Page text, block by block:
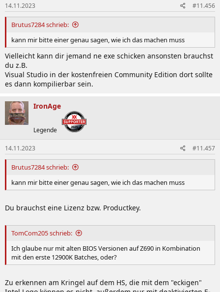
14.11.2023 #11.456
Brutus7284 schrieb:
kann mir bitte einer genau sagen, wie ich das machen muss
Vielleicht kann dir jemand ne exe schicken ansonsten brauchst
du z.B.
Visual Studio in der kostenfreien Community Edition dort sollte
es dann kompilierbar sein.
IronAge
Legende
14.11.2023 #11.457
Brutus7284 schrieb:
kann mir bitte einer genau sagen, wie ich das machen muss
Du brauchst eine Lizenz bzw. Productkey.
TomCom205 schrieb:
Ich glaube nur mit alten BIOS Versionen auf Z690 in Kombination
mit den erste 12900K Batches, oder?
Zu erkennen am Kringel auf dem HS, die mit dem "eckigen"